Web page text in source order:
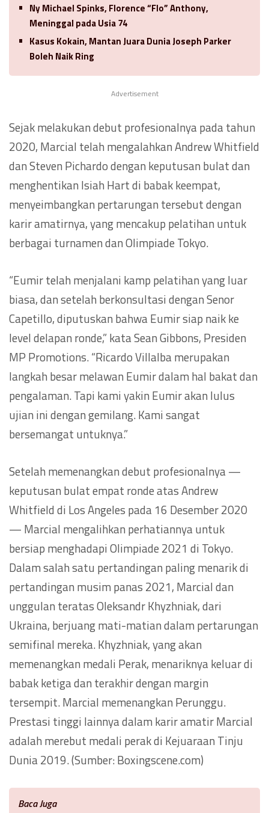
Ny Michael Spinks, Florence “Flo” Anthony,
Meninggal pada Usia 74
Kasus Kokain, Mantan Juara Dunia Joseph Parker
Boleh Naik Ring
Advertisement
Sejak melakukan debut profesionalnya pada tahun
2020, Marcial telah mengalahkan Andrew Whitfield
dan Steven Pichardo dengan keputusan bulat dan
menghentikan Isiah Hart di babak keempat,
menyeimbangkan pertarungan tersebut dengan
karir amatirnya, yang mencakup pelatihan untuk
berbagai turnamen dan Olimpiade Tokyo.
“Eumir telah menjalani kamp pelatihan yang luar
biasa, dan setelah berkonsultasi dengan Senor
Capetillo, diputuskan bahwa Eumir siap naik ke
level delapan ronde,” kata Sean Gibbons, Presiden
MP Promotions. “Ricardo Villalba merupakan
langkah besar melawan Eumir dalam hal bakat dan
pengalaman. Tapi kami yakin Eumir akan lulus
ujian ini dengan gemilang. Kami sangat
bersemangat untuknya.”
Setelah memenangkan debut profesionalnya —
keputusan bulat empat ronde atas Andrew
Whitfield di Los Angeles pada 16 Desember 2020
— Marcial mengalihkan perhatiannya untuk
bersiap menghadapi Olimpiade 2021 di Tokyo.
Dalam salah satu pertandingan paling menarik di
pertandingan musim panas 2021, Marcial dan
unggulan teratas Oleksandr Khyzhniak, dari
Ukraina, berjuang mati-matian dalam pertarungan
semifinal mereka. Khyzhniak, yang akan
memenangkan medali Perak, menariknya keluar di
babak ketiga dan terakhir dengan margin
tersempit. Marcial memenangkan Perunggu.
Prestasi tinggi lainnya dalam karir amatir Marcial
adalah merebut medali perak di Kejuaraan Tinju
Dunia 2019. (Sumber: Boxingscene.com)
Baca Juga